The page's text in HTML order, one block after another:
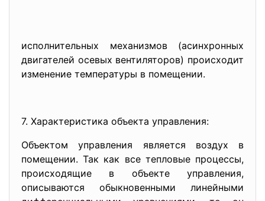
исполнительных механизмов (асинхронных
двигателей осевых вентиляторов) происходит
изменение температуры в помещении.
7. Характеристика объекта управления:
Объектом управления является воздух в
помещении. Так как все тепловые процессы,
происходящие в объекте управления,
описываются обыкновенными линейными